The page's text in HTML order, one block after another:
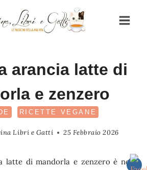
arancia latte di
e zenzero
RICETTE VEGANE
Libri e Gatti 25 Febbraio 2026
latte di mandorla e zenzero è non